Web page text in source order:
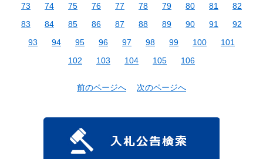
73
74 75 76 77 78 79 80 81
82
83
84 85 86 87 88 89 90 91
92
93
94 95 96 97 98 99 100
101
102
103 104 105 106
前のページへ 次のページへ